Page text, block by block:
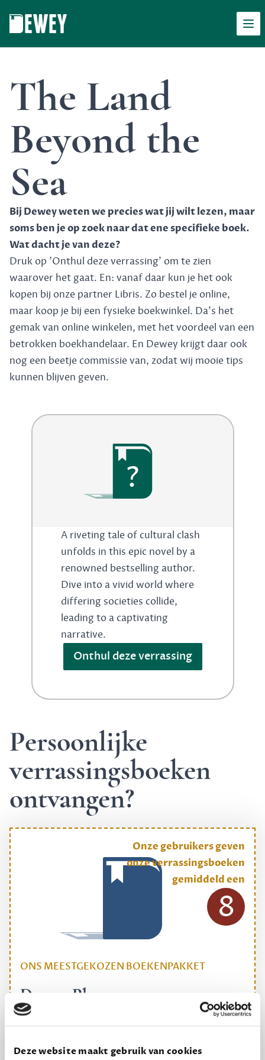
Deze website maakt gebruik van cookies
The Land
Beyond the
Sea
Bij Dewey weten we precies wat jij wilt lezen, maar
soms ben je op zoek naar dat ene specifieke boek.
Wat dacht je van deze?
Druk op 'Onthul deze verrassing' om te zien
waarover het gaat. En: vanaf daar kun je het ook
kopen bij onze partner Libris. Zo bestel je online,
maar koop je bij een fysieke boekwinkel. Da's het
gemak van online winkelen, met het voordeel van een
betrokken boekhandelaar. En Dewey krijgt daar ook
nog een beetje commissie van, zodat wij mooie tips
kunnen blijven geven.
?
A riveting tale of cultural clash
unfolds in this epic novel by a
renowned bestselling author.
Dive into a vivid world where
differing societies collide,
leading to a captivating
narrative.
Onthul deze verrassing
Persoonlijke
verrassingsboeken
ontvangen?
ONS MEESTGEKOZEN BOEKENPAKKET
Dewey Plus
Een originele manier om je reading challenge te
12,50 per maand, incl. verzending
Onze gebruikers geven
onze verrassingsboeken
gemiddeld een
8